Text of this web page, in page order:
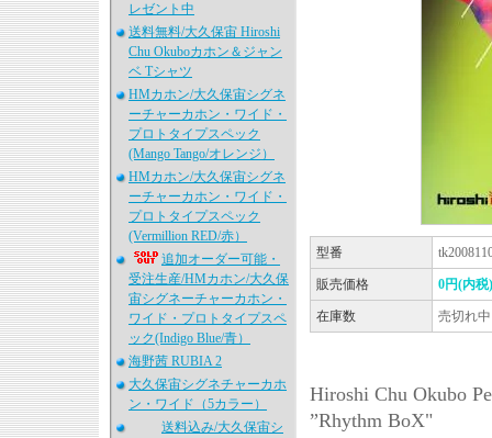
レゼント中
送料無料/大久保宙 Hiroshi
Chu Okuboカホン＆ジャン
ベ Tシャツ
HMカホン/大久保宙シグネ
ーチャーカホン・ワイド・
プロトタイプスペック
(Mango Tango/オレンジ）
HMカホン/大久保宙シグネ
ーチャーカホン・ワイド・
プロトタイプスペック
(Vermillion RED/赤）
追加オーダー可能・
受注生産/HMカホン/大久保
宙シグネーチャーカホン・
ワイド・プロトタイプスペ
ック(Indigo Blue/青）
海野茜 RUBIA 2
大久保宙シグネチャーカホ
ン・ワイド（5カラー）
送料込み/大久保宙シ
型番
販売価格 0円(内税)
在庫数 売切れ
Hiroshi Chu Okubo
”Rhythm BoX"